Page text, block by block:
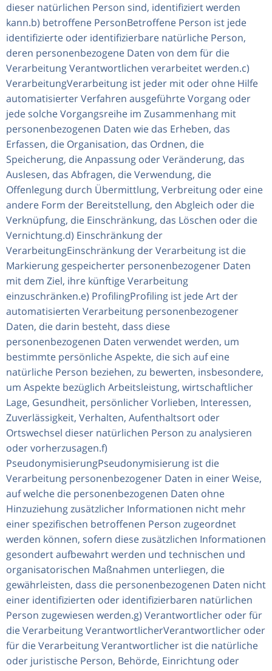
dieser natürlichen Person sind, identifiziert werden
kann.b) betroffene PersonBetroffene Person ist jede
identifizierte oder identifizierbare natürliche Person,
deren personenbezogene Daten von dem für die
Verarbeitung Verantwortlichen verarbeitet werden.c)
VerarbeitungVerarbeitung ist jeder mit oder ohne Hilfe
automatisierter Verfahren ausgeführte Vorgang oder
jede solche Vorgangsreihe im Zusammenhang mit
personenbezogenen Daten wie das Erheben, das
Erfassen, die Organisation, das Ordnen, die
Speicherung, die Anpassung oder Veränderung, das
Auslesen, das Abfragen, die Verwendung, die
Offenlegung durch Übermittlung, Verbreitung oder eine
andere Form der Bereitstellung, den Abgleich oder die
Verknüpfung, die Einschränkung, das Löschen oder die
Vernichtung.d) Einschränkung der
VerarbeitungEinschränkung der Verarbeitung ist die
Markierung gespeicherter personenbezogener Daten
mit dem Ziel, ihre künftige Verarbeitung
einzuschränken.e) ProfilingProfiling ist jede Art der
automatisierten Verarbeitung personenbezogener
Daten, die darin besteht, dass diese
personenbezogenen Daten verwendet werden, um
bestimmte persönliche Aspekte, die sich auf eine
natürliche Person beziehen, zu bewerten, insbesondere,
um Aspekte bezüglich Arbeitsleistung, wirtschaftlicher
Lage, Gesundheit, persönlicher Vorlieben, Interessen,
Zuverlässigkeit, Verhalten, Aufenthaltsort oder
Ortswechsel dieser natürlichen Person zu analysieren
oder vorherzusagen.f)
PseudonymisierungPseudonymisierung ist die
Verarbeitung personenbezogener Daten in einer Weise,
auf welche die personenbezogenen Daten ohne
Hinzuziehung zusätzlicher Informationen nicht mehr
einer spezifischen betroffenen Person zugeordnet
werden können, sofern diese zusätzlichen Informationen
gesondert aufbewahrt werden und technischen und
organisatorischen Maßnahmen unterliegen, die
gewährleisten, dass die personenbezogenen Daten nicht
einer identifizierten oder identifizierbaren natürlichen
Person zugewiesen werden.g) Verantwortlicher oder für
die Verarbeitung VerantwortlicherVerantwortlicher oder
für die Verarbeitung Verantwortlicher ist die natürliche
oder juristische Person, Behörde, Einrichtung oder